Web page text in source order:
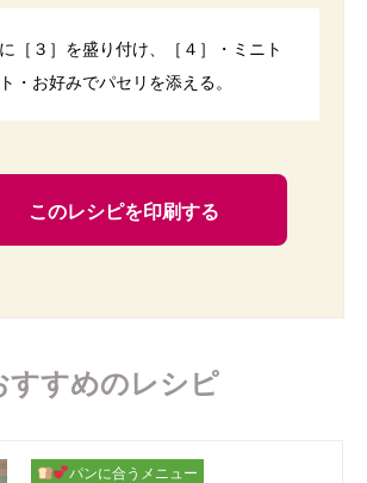
［３］を盛り付け、［４］・ミニト
・お好みでパセリを添える。
このレシピを印刷する
すすめのレシピ
パンに合うメニュー